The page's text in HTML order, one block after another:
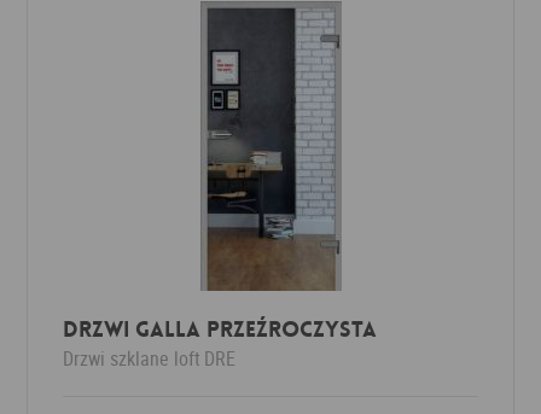
Drzwi Galla przeźroczysta
Drzwi szklane loft DRE